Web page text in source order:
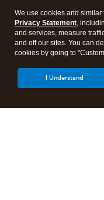
We use cookies and
Privacy Statement,
and services, measure
and off our sites. You can
cookies by going to
I Understand